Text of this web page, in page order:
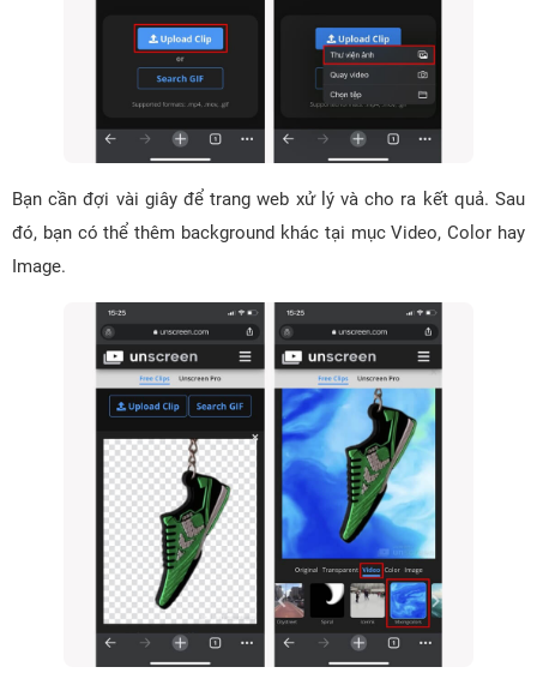
Bạn cần đợi vài giây để trang web xử lý và cho ra kết quả. Sau
đó, bạn có thể thêm background khác tại mục Video, Color hay
Image.